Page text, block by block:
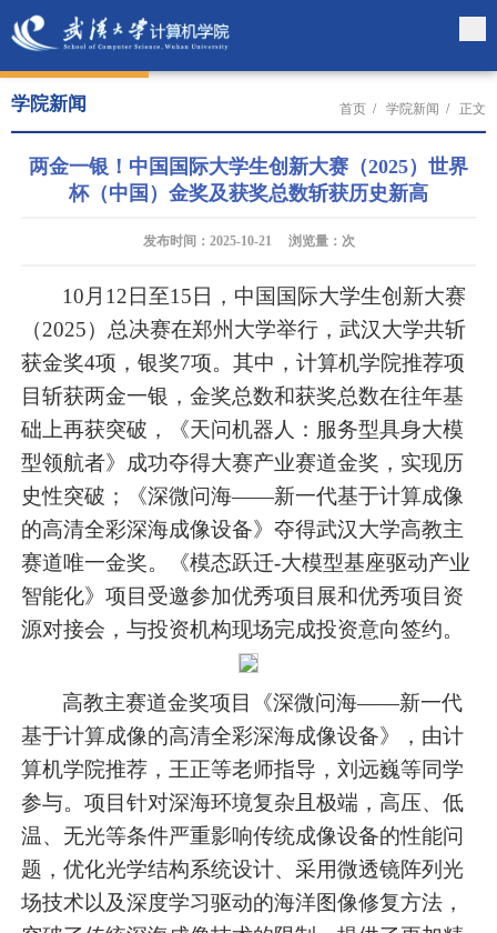
学院新闻 首页 / 学院新闻 / 正文
两金一银！中国国际大学生创新大赛（2025）世界
杯（中国）金奖及获奖总数斩获历史新高
发布时间：2025-10-21 浏览量： 次
10月12日至15日，中国国际大学生创新大赛
（2025）总决赛在郑州大学举行，武汉大学共斩
获金奖4项，银奖7项。其中，计算机学院推荐项
目斩获两金一银，金奖总数和获奖总数在往年基
础上再获突破，《天问机器人：服务型具身大模
型领航者》成功夺得大赛产业赛道金奖，实现历
史性突破；《深微问海——新一代基于计算成像
的高清全彩深海成像设备》夺得武汉大学高教主
赛道唯一金奖。《模态跃迁-大模型基座驱动产业
智能化》项目受邀参加优秀项目展和优秀项目资
源对接会，与投资机构现场完成投资意向签约。
高教主赛道金奖项目《深微问海——新一代
基于计算成像的高清全彩深海成像设备》，由计
算机学院推荐，王正等老师指导，刘远巍等同学
参与。项目针对深海环境复杂且极端，高压、低
温、无光等条件严重影响传统成像设备的性能问
题，优化光学结构系统设计、采用微透镜阵列光
场技术以及深度学习驱动的海洋图像修复方法，